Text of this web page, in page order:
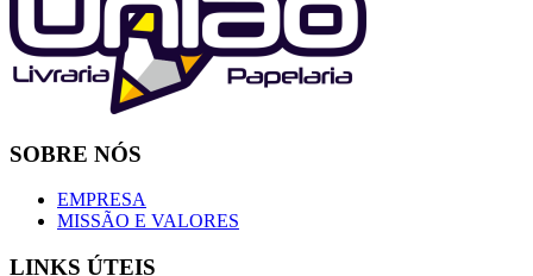
SOBRE NÓS
EMPRESA
MISSÃO E VALORES
LINKS ÚTEIS